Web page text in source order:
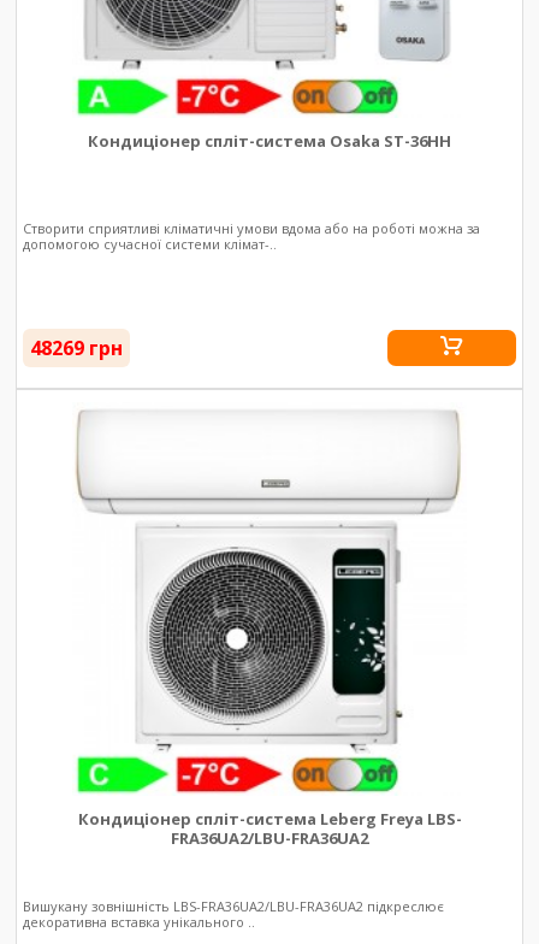
Кондиціонер спліт-система Osaka ST-36HH
Створити сприятливі кліматичні умови вдома або на роботі можна за
допомогою сучасної системи клімат-..
48269 грн
Кондиціонер спліт-система Leberg Freya LBS-
FRA36UA2/LBU-FRA36UA2
Вишукану зовнішність LBS-FRA36UA2/LBU-FRA36UA2 підкреслює
декоративна вставка унікального ..